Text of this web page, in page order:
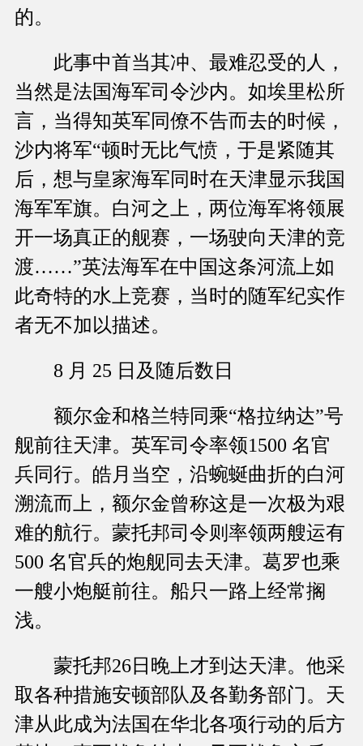
的。
此事中首当其冲、最难忍受的人，
当然是法国海军司令沙内。如埃里松所
言，当得知英军同僚不告而去的时候，
沙内将军“顿时无比气愤，于是紧随其
后，想与皇家海军同时在天津显示我国
海军军旗。白河之上，两位海军将领展
开一场真正的舰赛，一场驶向天津的竞
渡……”英法海军在中国这条河流上如
此奇特的水上竞赛，当时的随军纪实作
者无不加以描述。
8 月 25 日及随后数日
额尔金和格兰特同乘“格拉纳达”号
舰前往天津。英军司令率领1500 名官
兵同行。皓月当空，沿蜿蜒曲折的白河
溯流而上，额尔金曾称这是一次极为艰
难的航行。蒙托邦司令则率领两艘运有
500 名官兵的炮舰同去天津。葛罗也乘
一艘小炮艇前往。船只一路上经常搁
浅。
蒙托邦26日晚上才到达天津。他采
取各种措施安顿部队及各勤务部门。天
津从此成为法国在华北各项行动的后方